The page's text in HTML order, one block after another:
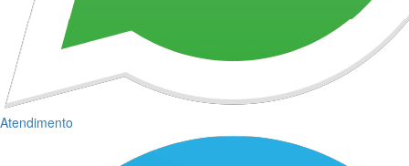
Atendimento